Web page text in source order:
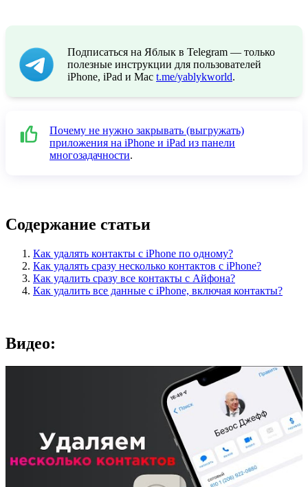
Подписаться на Яблык в Telegram — только
полезные инструкции для пользователей
iPhone, iPad и Mac t.me/yablykworld.
Почему не нужно закрывать (выгружать)
приложения на iPhone и iPad из панели
многозадачности.
Содержание статьи
Как удалять контакты с iPhone по одному?
Как удалять сразу несколько контактов с iPhone?
Как удалить сразу все контакты с Айфона?
Как удалить все данные с iPhone, включая контакты?
Видео: